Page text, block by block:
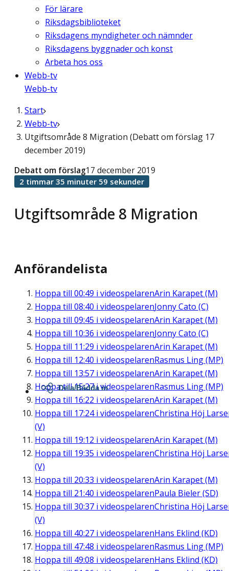
För lärare
Riksdagsbiblioteket
Riksdagens myndigheter och nämnder
Riksdagens byggnader och konst
Arbeta hos oss
Webb-tv
Webb-tv
Start
Webb-tv
Utgiftsområde 8 Migration (Debatt om förslag 17
december 2019)
Utgiftsområde 8 Migration
Debatt om förslag17 december 2019
2 timmar 35 minuter 59 sekunder
Anförandelista
Hoppa till 00:49 i videospelarenArin Karapet (M)
Hoppa till 08:40 i videospelarenJonny Cato (C)
Hoppa till 09:45 i videospelarenArin Karapet (M)
Hoppa till 10:36 i videospelarenJonny Cato (C)
Hoppa till 11:29 i videospelarenArin Karapet (M)
Hoppa till 12:40 i videospelarenRasmus Ling (MP)
Hoppa till 13:57 i videospelarenArin Karapet (M)
Hoppa till15:27i videospelarenRasmus Ling (MP)
Hoppa till 16:22 i videospelarenArin Karapet (M)
Hoppa till 17:24i videospelarenChristina Höj
(V)
Hoppa till 19:12 i videospelarenArin Karapet (M)
Hoppa till 19:35 i videospelarenChristina Höj
(V)
Hoppa till 20:33 i videospelarenArin Karapet (M)
Hoppa till 21:40 i videospelarenPaula Bieler (SD)
Hoppa till 30:37 i videospelarenChristina Höj
(V)
Hoppa till 40:27 i videospelarenHans Eklind (KD)
Hoppa till 47:48 i videospelarenRasmus Ling (MP)
Hoppa till 49:08 i videospelarenHans Eklind (KD)
Dela/Bädda in